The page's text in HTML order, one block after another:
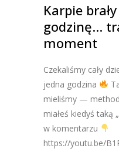
Karpie
godzinę…
moment
Czekaliśmy cały
jedna godzina
mieliśmy —
miałeś kiedyś taką
w komentarzu
https://youtu.be/